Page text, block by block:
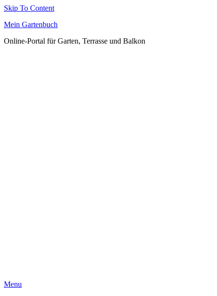
Skip To Content
Mein Gartenbuch
Online-Portal für Garten, Terrasse und Balkon
Menu